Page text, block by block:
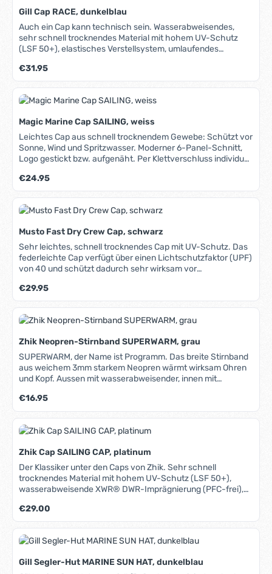
kann er aber auch bei schlechterem Wetter getragen
werden und ist deshalb sehr vielfältig einsetzbar. Ein
umlaufendes, verstellbares Kordelband ermöglicht eine
individuelle Einstellung auf die jeweilige Kopfgröße und sorgt
schützt vor Verlust. Das innere Stirnband hat eine
angerauhte, "flauschige" Oberfläche: Bei warmem Wetter
nimmt es Feuchtigkeit auf, bei kälterem Wetter hat es eine
leicht wärmende Wirkung.
Gill Cap RACE, dunkelblau
Auch ein Cap kann technisch sein. Wasserabweisendes,
sehr schnell trocknendes Material mit hohem UV-Schutz
(LSF 50+), elastisches Verstellsystem, umlaufendes
Reflektionen reduziert und UV-Strahlung absorbiert, sehr
aufwändiger, flacher Schnitt mit guter Paßform, serienmäßig
mit Sicherungsclip (Capholder).
Regulärer Preis:
€31.95
Magic Marine Cap SAILING, weiss
Leichtes Cap aus schnell trocknendem Gewebe: Schützt vor
Sonne, Wind und Spritzwasser. Moderner 6-Panel-Schnitt,
Logo gestickt bzw. aufgenäht. Per Klettverschluss individuell
Regulärer Preis:
€24.95
Musto Fast Dry Crew Cap, schwarz
Sehr leichtes, schnell trocknendes Cap mit UV-Schutz. Das
federleichte Cap verfügt über einen Lichtschutzfaktor (UPF)
von 40 und schützt dadurch sehr wirksam vor
Gewebe so behandelt, dass es vor dem Ausbleichen durch
UV-Einwirkung geschützt ist. Zusätzlich hat es eine DWR*-
Beschichtung, die Wasser abperlen lässt und ein schnelles
Trocknen unterstützt. Die Weite ist individuell stufenlos
"Wegfliegen"). *DWR: Durable Water Repellent = Dauerhaft
wasserabweisende Beschichtung.
Regulärer Preis:
€29.95
Zhik Neopren-Stirnband SUPERWARM, grau
SUPERWARM, der Name ist Programm. Das breite Stirnband
aus weichem 3mm starkem Neopren wärmt wirksam Ohren
und Kopf. Aussen mit wasserabweisender, innen mit
Schnitt sorgt für einen bequemen Sitz. Durch die
Perforierungen im Ohrbereich ist das Hören nicht
beeinträchtigt.
Regulärer Preis:
€16.95
Zhik Cap SAILING CAP, platinum
Der Klassiker unter den Caps von Zhik. Sehr schnell
trocknendes Material mit hohem UV-Schutz (LSF 50+),
wasserabweisende XWR® DWR-Imprägnierung (PFC-frei),
umlaufendes weiches Schweißband für maximalen Komfort,
gesticktes Logo, lasergeschnittene Belüftungslöcher, auch
unter einem Helm zum Schutz vor Blendung zu tragen.
Regulärer Preis:
€29.00
Gill Segler-Hut MARINE SUN HAT, dunkelblau